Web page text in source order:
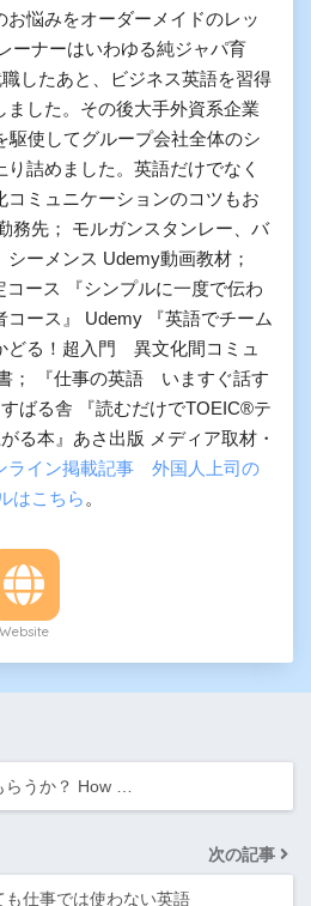
お悩みをオーダーメイドのレッ
ーナーはいわゆる純ジャパ育
したあと、ビジネス英語を習得
ました。その後大手外資系企業
駆使してグループ会社全体のシ
詰めました。英語だけでなく
コミュニケーションのコツもお
務先； モルガンスタンレー、バ
ーメンス Udemy動画教材；
ース 『シンプルに一度で伝わ
コース』 Udemy 『英語でチーム
どる！超入門 異文化間コミュ
； 『仕事の英語 いますぐ話す
ばる舎 『読むだけでTOEIC®テ
る本』あさ出版 メディア取材・
ライン掲載記事 外国人上司の
はこちら 。
Website
らうか？ How …
次の記事
仕事では使わない英語